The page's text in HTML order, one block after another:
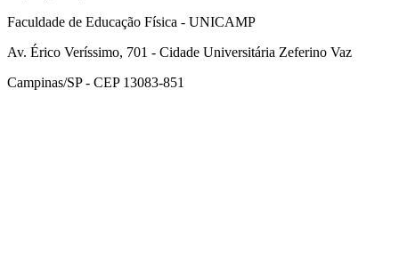
Faculdade de Educação Física - UNICAMP
Av. Érico Veríssimo, 701 - Cidade Universitária Zeferino Vaz
Campinas/SP - CEP 13083-851